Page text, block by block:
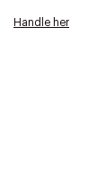
Handle her